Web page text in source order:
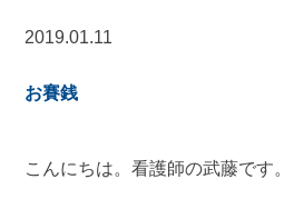
2019.01.11
お賽銭
こんにちは。看護師の武藤です。